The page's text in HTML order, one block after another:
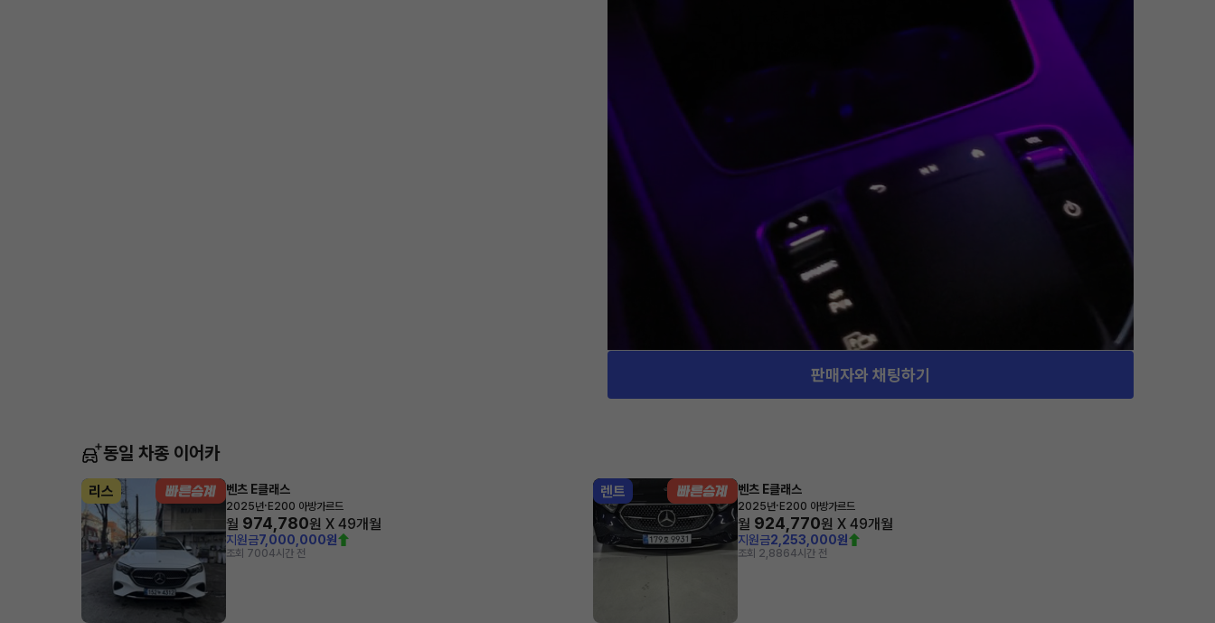
판매자와 채팅하기
동일 차종 이어카
리스 벤츠 E클래스
2025년·E200 아방가르드
월 974,780원 X 49개월
지원금7,000,000원
조회 7004시간 전
렌트 벤츠 E클래스
2025년·E200 아방가르드
월 924,770원 X 49개월
지원금2,253,000원
조회 2,8864시간 전